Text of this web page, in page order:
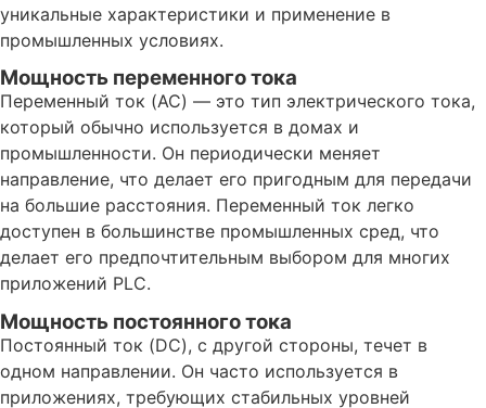
уникальные характеристики и применение в
промышленных условиях.
Мощность переменного тока
Переменный ток (AC) — это тип электрического тока,
который обычно используется в домах и
промышленности. Он периодически меняет
направление, что делает его пригодным для передачи
на большие расстояния. Переменный ток легко
доступен в большинстве промышленных сред, что
делает его предпочтительным выбором для многих
приложений PLC.
Мощность постоянного тока
Постоянный ток (DC), с другой стороны, течет в
одном направлении. Он часто используется в
приложениях, требующих стабильных уровней